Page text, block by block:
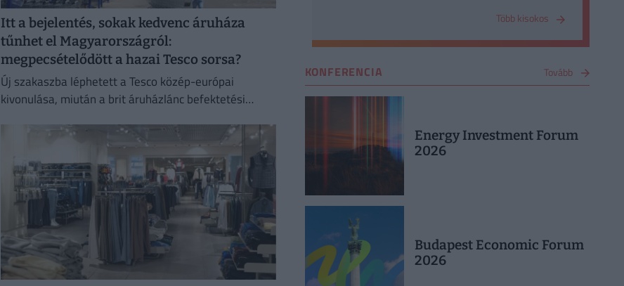
Itt a bejelentés, sokak kedvenc áruháza
tűnhet el Magyarországról:
megpecsételődött a hazai Tesco sorsa?
Új szakaszba léphetett a Tesco közép-európai
kivonulása, miután a brit áruházlánc befektetési
Több kisokos
KONFERENCIA Tovább
Energy Investment Forum
2026
Budapest Economic Forum
2026